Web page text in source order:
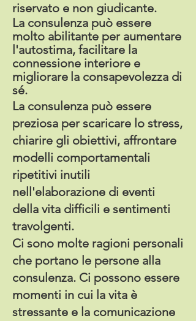
riservato e non giudicante.
La consulenza può essere
molto abilitante per aumentare
l'autostima, facilitare la
connessione interiore e
migliorare la consapevolezza di
sé.
La consulenza può essere
preziosa per scaricare lo stress,
chiarire gli obiettivi, affrontare
modelli comportamentali
ripetitivi inutili
nell'elaborazione di eventi
della vita difficili e sentimenti
travolgenti.
Ci sono molte ragioni personali
che portano le persone alla
consulenza. Ci possono essere
momenti in cui la vita è
stressante e la comunicazione